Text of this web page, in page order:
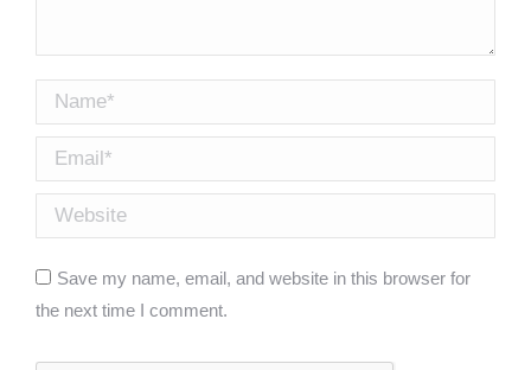
Name *
Email *
Website
Save my name, email, and website in this browser for
the next time I comment.